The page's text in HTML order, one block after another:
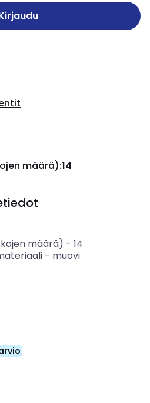
vaihtoehdot
olevat vaihtoehdot
määrä):14
vaihtoehdot
olevat vaihtoehdot
määrä) - 14
- muovi